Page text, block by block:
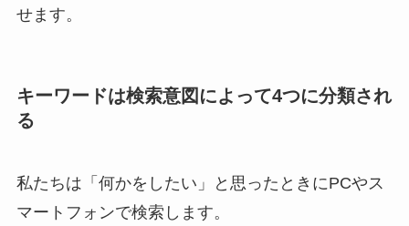
せます。
キーワードは検索意図によって4つに分類され
る
私たちは「何かをしたい」と思ったときにPCやス
マートフォンで検索します。